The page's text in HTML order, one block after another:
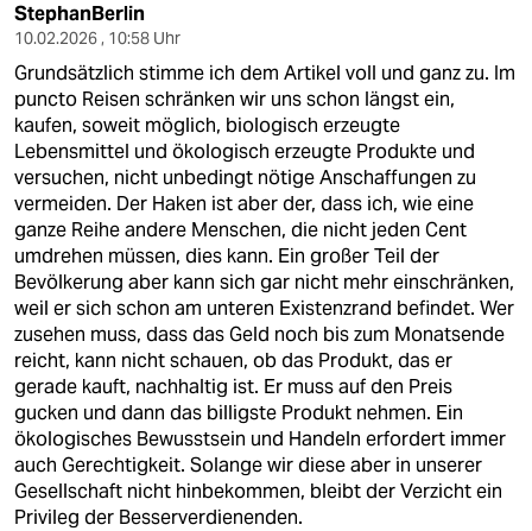
shop
fragen & hilfe
unterstützen
abo
genossenschaft
epaper login
StephanBerlin
10.02.2026 , 10:58 Uhr
Grundsätzlich stimme ich dem Artikel voll und ganz zu. Im
puncto Reisen schränken wir uns schon längst ein,
kaufen, soweit möglich, biologisch erzeugte
Lebensmittel und ökologisch erzeugte Produkte und
versuchen, nicht unbedingt nötige Anschaffungen zu
vermeiden. Der Haken ist aber der, dass ich, wie eine
ganze Reihe andere Menschen, die nicht jeden Cent
umdrehen müssen, dies kann. Ein großer Teil der
Bevölkerung aber kann sich gar nicht mehr einschränken,
weil er sich schon am unteren Existenzrand befindet. Wer
zusehen muss, dass das Geld noch bis zum Monatsende
reicht, kann nicht schauen, ob das Produkt, das er
gerade kauft, nachhaltig ist. Er muss auf den Preis
gucken und dann das billigste Produkt nehmen. Ein
ökologisches Bewusstsein und Handeln erfordert immer
auch Gerechtigkeit. Solange wir diese aber in unserer
Gesellschaft nicht hinbekommen, bleibt der Verzicht ein
Privileg der Besserverdienenden.